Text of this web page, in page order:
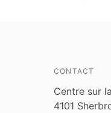
CONTACT
Centre sur
4101